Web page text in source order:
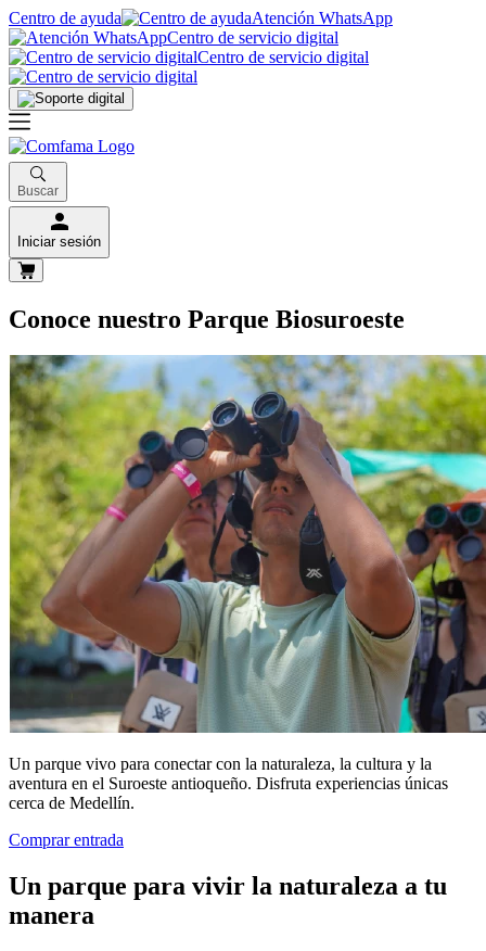
Centro de ayuda
Atención WhatsApp
Centro de servicio digital
Centro de servicio digital
Buscar
Iniciar sesión
Conoce nuestro Parque Biosuroeste
Un parque vivo para conectar con la naturaleza, la cultura y la
aventura en el Suroeste antioqueño. Disfruta experiencias únicas
cerca de Medellín.
Comprar entrada
Un parque para vivir la naturaleza a tu
manera